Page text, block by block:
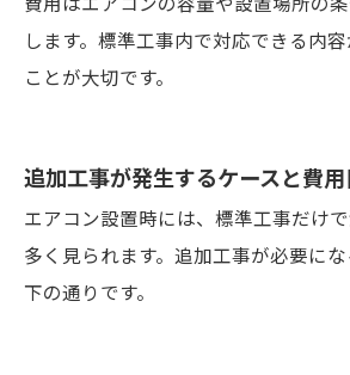
します。標準工事内で対応できる内
ことが大切です。
追加工事が発生するケースと費
エアコン設置時には、標準工事だけ
多く見られます。追加工事が必要に
下の通りです。